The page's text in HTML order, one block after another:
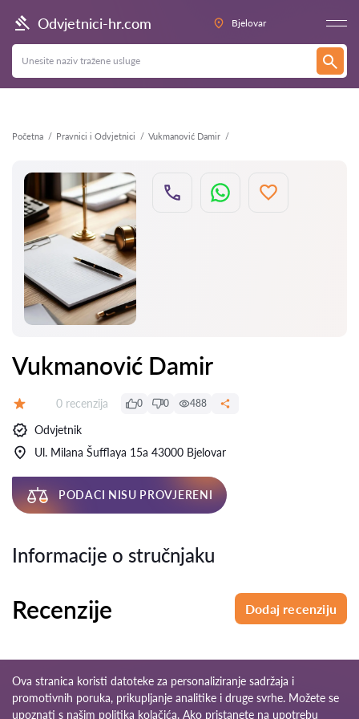
Odvjetnici-hr.com Bjelovar
Početna Pravnici i Odvjetnici Vukmanović Damir
Natrag
Vukmanović Damir
Recenzija:
0 recenzija 0 0 488
Odvjetnik
Ul. Milana Šufflaya 15a 43000 Bjelovar
PODACI NISU PROVJERENI
Informacije o stručnjaku
Recenzije Dodaj recenziju
Ova stranica koristi datoteke za personaliziranje sadržaja i
promotivnih poruka, prikupljanje analitike i druge svrhe. Možete se
upoznati s našim politika kolačića. Ako pristanete na upotrebu